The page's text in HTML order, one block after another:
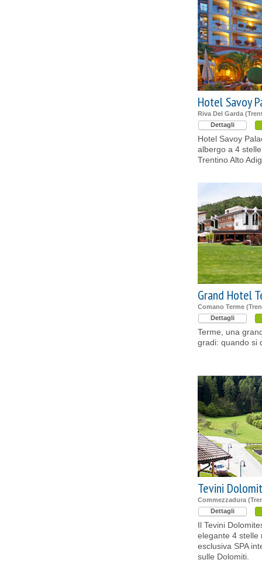
Hotel Savoy
Riva Del Garda
Dettagli
Hotel Savoy
albergo a 4
Trentino Alto
Grand Hotel
Comano Terme
Dettagli
Terme, una
gradi: quando si
Tevini
Commezzadura
Dettagli
Il Tevini
elegante 4 stelle
esclusiva SPA
sulle Dolomiti.